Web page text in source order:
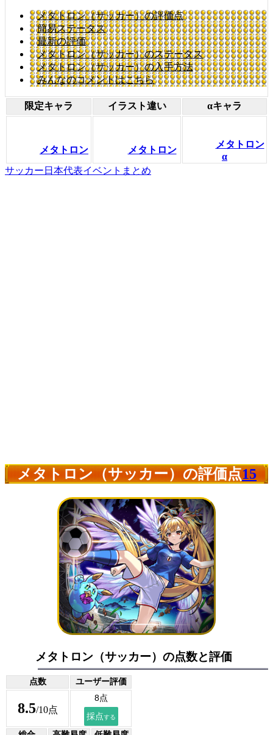
メタトロン（サッカー）の評価点
簡易ステータス
最新の評価
メタトロン（サッカー）のステータス
メタトロン（サッカー）の入手方法
みんなのコメントはこちら
限定キャラ イラスト違い αキャラ
メタトロン メタトロン
メタトロン
α
サッカー日本代表イベントまとめ
メタトロン（サッカー）の評価点15
メタトロン（サッカー）の点数と評価
点数 ユーザー評価
8.5/10点